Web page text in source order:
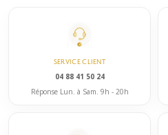
SERVICE CLIENT
04 88 41 50 24
Réponse Lun. à Sam. 9h - 20h